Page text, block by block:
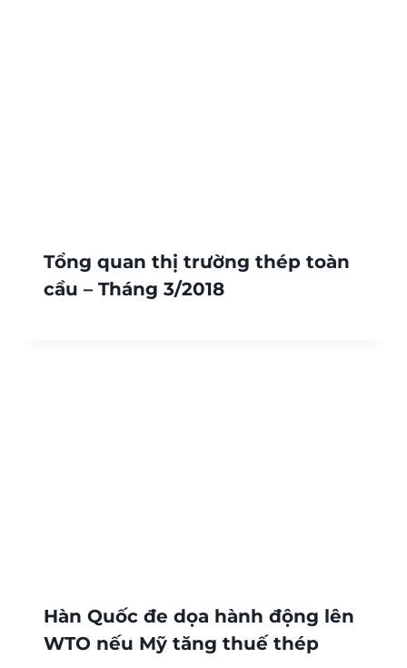
Tổng quan thị trường thép toàn
cầu – Tháng 3/2018
Hàn Quốc đe dọa hành động lên
WTO nếu Mỹ tăng thuế thép